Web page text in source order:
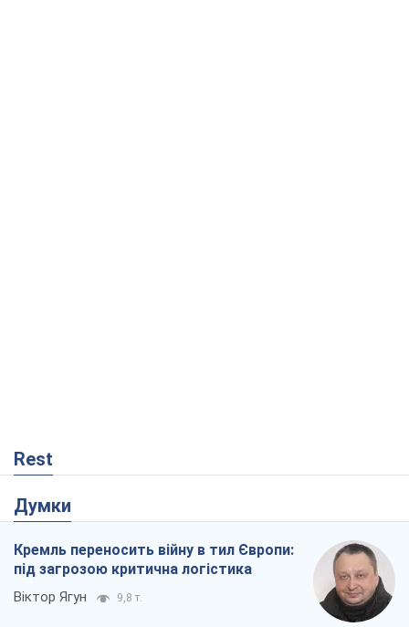
Rest
Думки
Кремль переносить війну в тил Європи:
під загрозою критична логістика
Віктор Ягун 9,8 т.